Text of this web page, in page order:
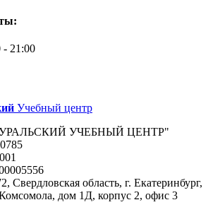
- 21:00
Учебный центр
УЧЕБНЫЙ ЦЕНТР"
Свердловская область, г. Екатеринбург,
дом 1Д, корпус 2, офис 3